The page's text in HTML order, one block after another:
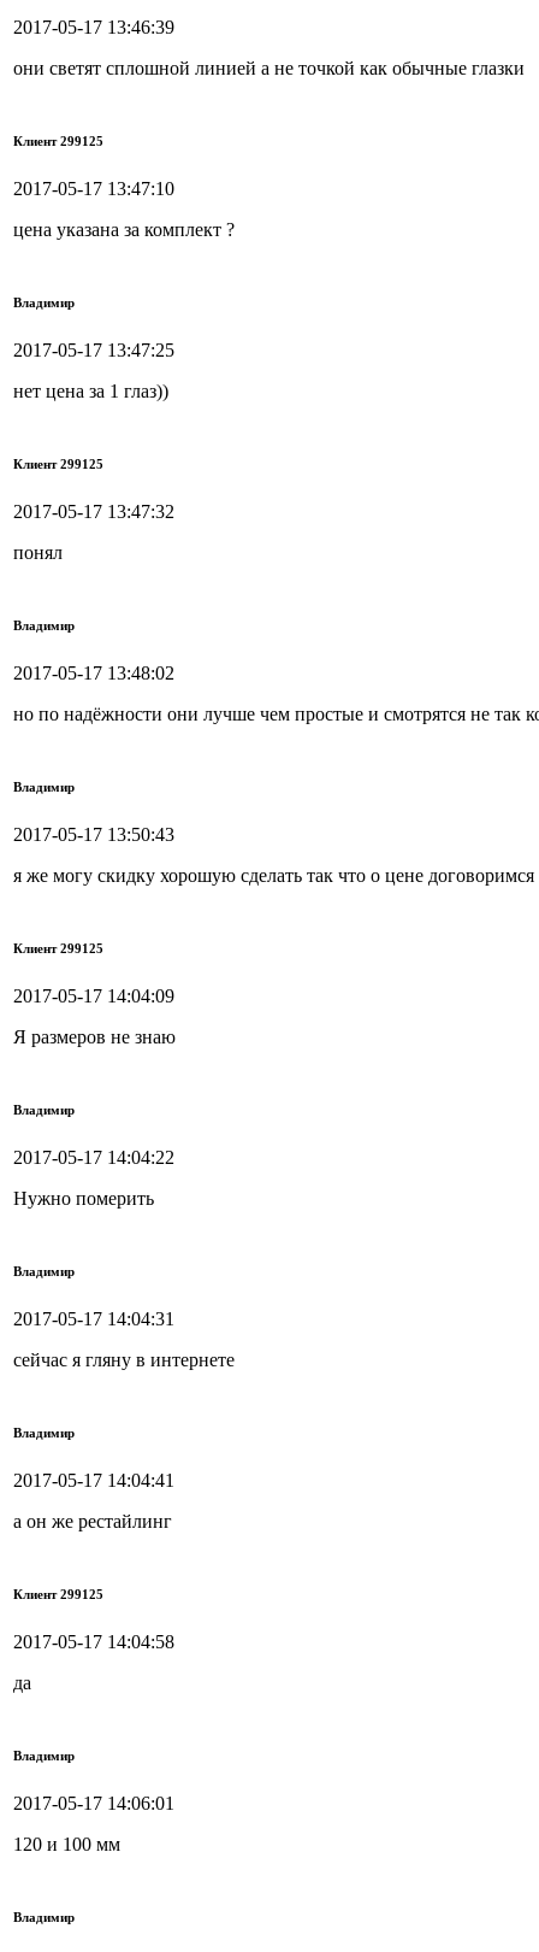
2017-05-17 13:46:39
они светят сплошной линией а не точкой как обычные глазки
Клиент 299125
2017-05-17 13:47:10
цена указана за комплект ?
Владимир
2017-05-17 13:47:25
нет цена за 1 глаз))
Клиент 299125
2017-05-17 13:47:32
понял
Владимир
2017-05-17 13:48:02
но по надёжности они лучше чем простые и смотрятся не так
Владимир
2017-05-17 13:50:43
я же могу скидку хорошую сделать так что о цене договоримся
Клиент 299125
2017-05-17 14:04:09
Я размеров не знаю
Владимир
2017-05-17 14:04:22
Нужно померить
Владимир
2017-05-17 14:04:31
сейчас я гляну в интернете
Владимир
2017-05-17 14:04:41
а он же рестайлинг
Клиент 299125
2017-05-17 14:04:58
да
Владимир
2017-05-17 14:06:01
120 и 100 мм
Владимир